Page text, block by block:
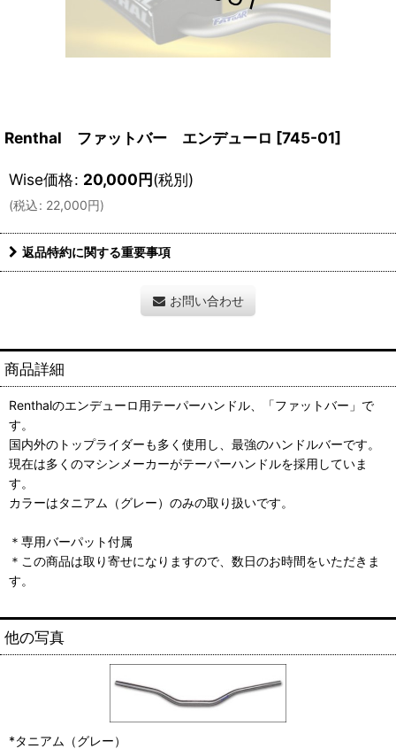
Renthal ファットバー エンデューロ [745-01]
Wise価格: 20,000円(税別)
(税込: 22,000円)
返品特約に関する重要事項
お問い合わせ
商品詳細
Renthalのエンデューロ用テーパーハンドル、「ファットバー」で
す。
国内外のトップライダーも多く使用し、最強のハンドルバーです。
現在は多くのマシンメーカーがテーパーハンドルを採用していま
す。
カラーはタニアム（グレー）のみの取り扱いです。
＊専用バーパット付属
＊この商品は取り寄せになりますので、数日のお時間をいただきま
す。
他の写真
*タニアム（グレー）